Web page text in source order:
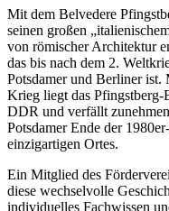
Mit dem Belvedere
seinen großen
von römischer Architektur
das bis nach dem 2.
Potsdamer und Berliner ist.
Krieg liegt das
DDR und verfällt
Potsdamer Ende der
einzigartigen Ortes.
Ein Mitglied des
diese wechselvolle
individuelles Fachwissen